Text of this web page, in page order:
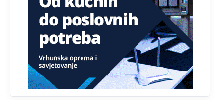
zahtjeva optičkih skenera.
Анонимно2818605 јуче
11:45
Ovo pravilo jeste unijelo opravdan strah, posebno kada
su u pitanju starije osobe, osobe sa slabijim vidom ili
drhtavom rukom
Анонимно2819033 јуче 12:24
Yes,nekada je bila corava kutija za IZBORE a danas su